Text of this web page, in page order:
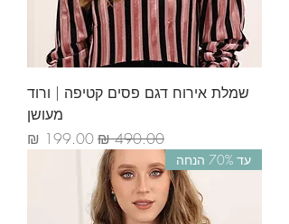
שמלת אירוח דגם פסים קטיפה | ורוד
מעושן
מחיר רגיל מחיר מבצע
עד 70% הנחה